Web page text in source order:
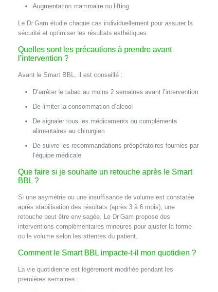
Augmentation mammaire ou lifting
Le Dr Gam étudie chaque cas individuellement pour assurer la
sécurité et optimiser les résultats esthétiques.
Quelles sont les précautions à prendre avant
l’intervention ?
Avant le Smart BBL, il est conseillé :
D’arrêter le tabac au moins 2 semaines avant l’intervention
De limiter la consommation d’alcool
De signaler tous les médicaments ou compléments
alimentaires au chirurgien
De suivre les recommandations préopératoires fournies par
l’équipe médicale
Que faire si je souhaite un retouche après le Smart
BBL ?
Si une asymétrie ou une insuffisance de volume est constatée
après stabilisation des résultats (après 3 à 6 mois), une
retouche peut être envisagée. Le Dr Gam propose des
interventions complémentaires mineures pour ajuster la forme
ou le volume selon les attentes du patient.
Comment le Smart BBL impacte-t-il mon quotidien ?
La vie quotidienne est légèrement modifiée pendant les
premières semaines :